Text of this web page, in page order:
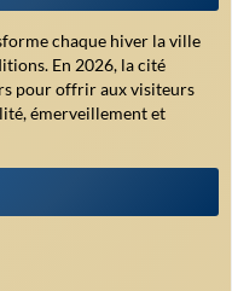
chaque hiver la ville
En 2026, la cité
pour offrir aux visiteurs
émerveillement et